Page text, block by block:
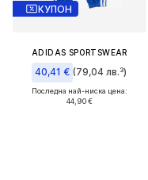
КУПОН
ADIDAS SPORTSWEAR
40,41 € (79,04 лв.³)
Последна най-ниска цена:
44,90 €